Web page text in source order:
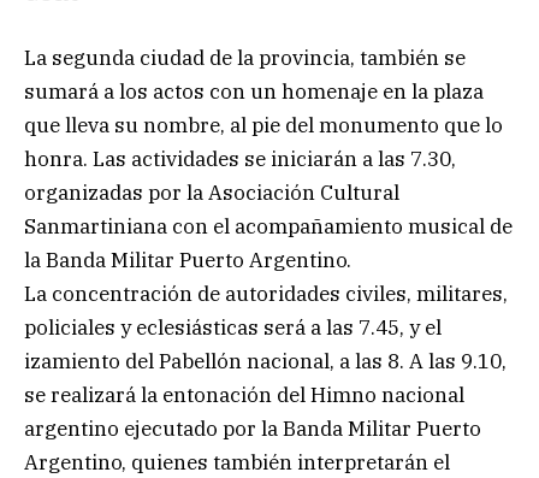
La segunda ciudad de la provincia, también se
sumará a los actos con un homenaje en la plaza
que lleva su nombre, al pie del monumento que lo
honra. Las actividades se iniciarán a las 7.30,
organizadas por la Asociación Cultural
Sanmartiniana con el acompañamiento musical de
la Banda Militar Puerto Argentino.
La concentración de autoridades civiles, militares,
policiales y eclesiásticas será a las 7.45, y el
izamiento del Pabellón nacional, a las 8. A las 9.10,
se realizará la entonación del Himno nacional
argentino ejecutado por la Banda Militar Puerto
Argentino, quienes también interpretarán el